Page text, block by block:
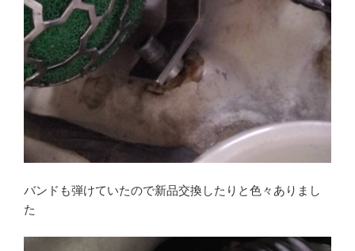
バンドも弾けていたので新品交換したりと色々ありまし
た